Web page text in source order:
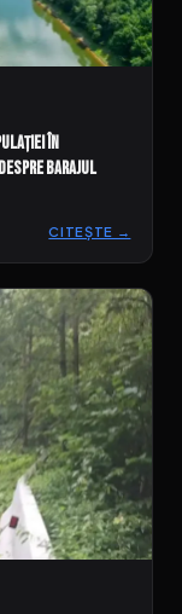
în
Barajul
CITEȘTE →